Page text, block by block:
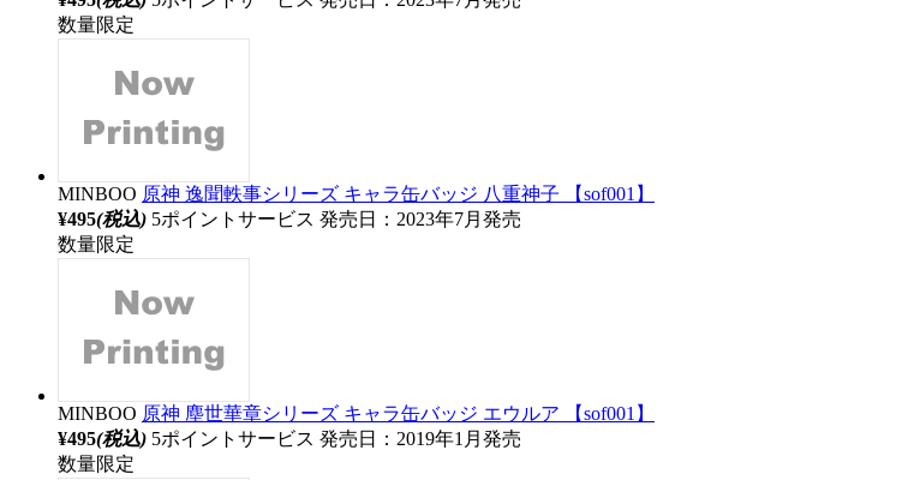
数量限定
MINBOO 原神 逸聞軼事シリーズ キャラ缶バッジ 八重神子 【sof001】
¥495(税込) 5ポイントサービス 発売日：2023年7月発売
数量限定
MINBOO 原神 塵世華章シリーズ キャラ缶バッジ エウルア 【sof001】
¥495(税込) 5ポイントサービス 発売日：2019年1月発売
数量限定